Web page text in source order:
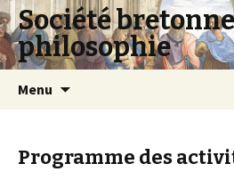
Société
philosophie
Menu
Programme des